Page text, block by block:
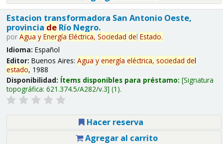
Estacion transformadora San Antonio Oeste,
provincia deRío Negro.
por Agua y Energía Eléctrica, Sociedad del Estado.
Idioma: Español
Editor: Buenos Aires: Agua y energía eléctrica, sociedad del
estado, 1988
Disponibilidad: Ítems disponibles para préstamo: Signatura
topográfica: 621.374.5/A282/v.3 (1).
Hacer reserva
Agregar al carrito